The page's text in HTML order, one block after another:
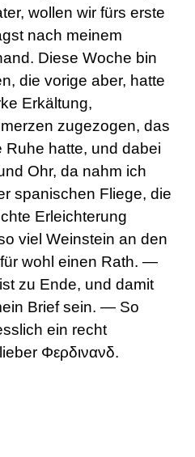
wollen wir fürs erste
nach meinem
Diese Woche bin
die vorige aber, hatte
Erkältung,
zugezogen, das
Ruhe hatte, und dabei
Ohr, da nahm ich
spanischen Fliege, die
Erleichterung
viel Weinstein an den
wohl einen Rath. —
zu Ende, und damit
Brief sein. — So
ein recht
Φερδινανδ.